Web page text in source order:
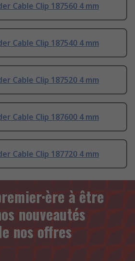
Cable Clip 187560 4 mm
Cable Clip 187540 4 mm
Cable Clip 187520 4 mm
Cable Clip 187600 4 mm
Cable Clip 187720 4 mm
à être
nouveautés
nos offres